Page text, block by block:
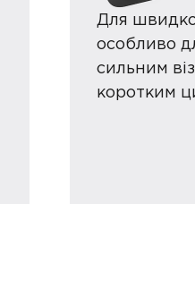
Для
особливо
сильним
коротким